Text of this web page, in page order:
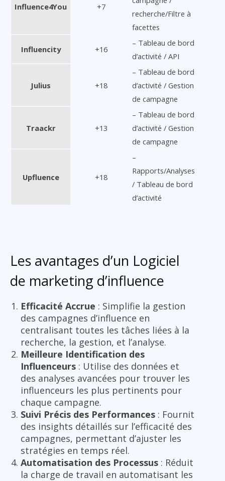
Influence4You +7
recherche/Filtre à
facettes
Influencity +16
– Tableau de bord
d’activité / API
Julius +18
– Tableau de bord
d’activité / Gestion
de campagne
Traackr +13
– Tableau de bord
d’activité / Gestion
de campagne
Upfluence +18
–
Rapports/Analyses
/ Tableau de bord
d’activité
Les avantages d’un Logiciel
de marketing d’influence
Efficacité Accrue : Simplifie la gestion
des campagnes d’influence en
centralisant toutes les tâches liées à la
recherche, la gestion, et l’analyse.
Meilleure Identification des
Influenceurs : Utilise des données et
des analyses avancées pour trouver les
influenceurs les plus pertinents pour
chaque campagne.
Suivi Précis des Performances : Fournit
des insights détaillés sur l’efficacité des
campagnes, permettant d’ajuster les
stratégies en temps réel.
Automatisation des Processus : Réduit
la charge de travail en automatisant les